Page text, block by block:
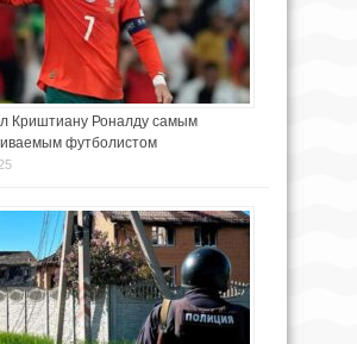
Криштиану Роналду самым
футболистом